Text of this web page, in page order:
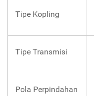
Tipe Kopling
Tipe Transmisi
Pola Perpindahan